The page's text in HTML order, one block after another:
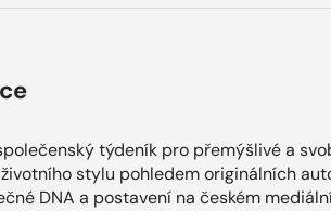
týdeník pro přemýšlivé a
stylu pohledem originálních
DNA a postavení na českém